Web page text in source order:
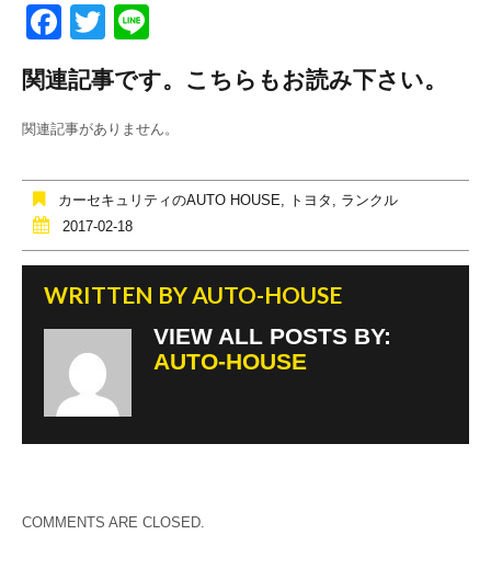
F
a
c
e
o
o
k
T
tt
er
e
関連記事です。こちらもお読み下さい。
関連記事がありません。
カーセキュリティのAUTO HOUSE, トヨタ , ランクル
2017-02-18
WRITTEN BY AUTO-HOUSE
VIEW ALL POSTS BY:
AUTO-HOUSE
COMMENTS ARE CLOSED.